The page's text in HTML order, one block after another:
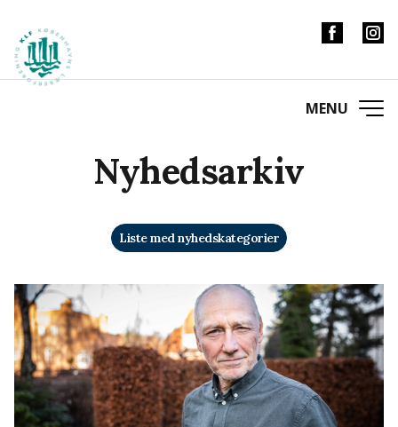
Nyhedsarkiv
Liste med nyhedskategorier
Kategorier
Debat
Inklusion
KLF
Ny i skolen
Nyhed
Podcast
Tema
Tilbageblik
Udefra